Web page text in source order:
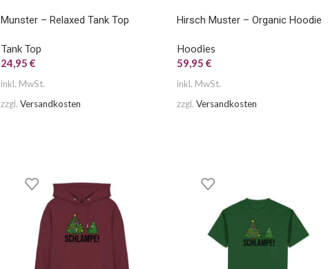
Munster – Relaxed Tank Top
Tank Top
24,95€
inkl. MwSt.
zzgl.Versandkosten
Hirsch Muster – Organic Hoodie
Hoodies
59,95 €
inkl. MwSt.
zzgl. Versandkosten